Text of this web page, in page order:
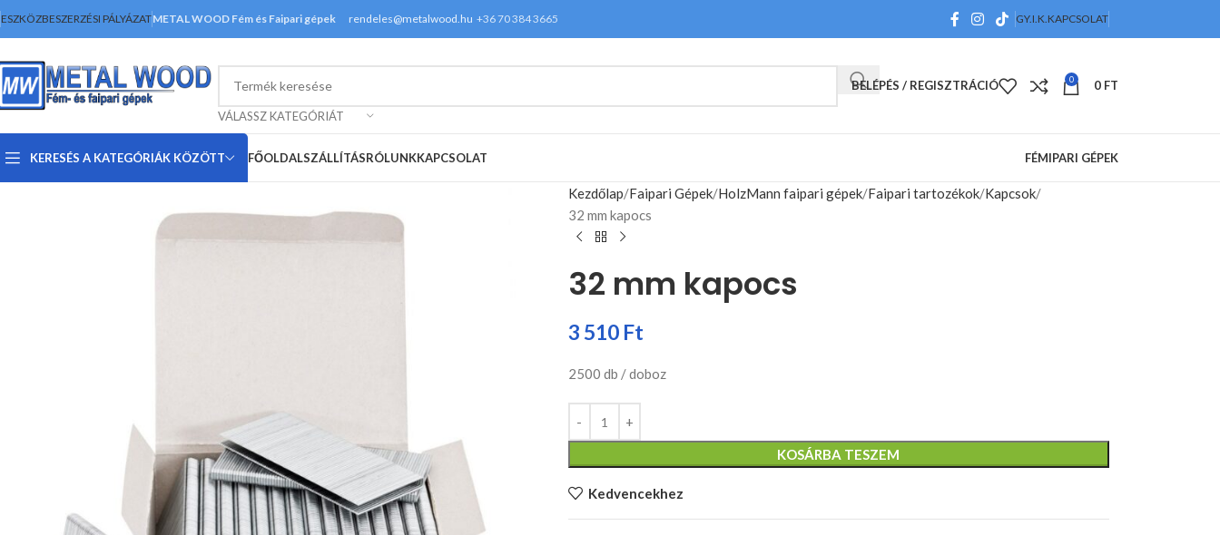
ESZKÖZBESZERZÉSI PÁLYÁZATMETAL WOOD Fém és Faipari gépek rendeles@metalwood.hu +36 70 384 3665 GY.I.K.KAPCSOLAT
VÁLASSZ KATEGÓRIÁT
BELÉPÉS / REGISZTRÁCIÓ 0 0 FT
KERESÉS A KATEGÓRIÁK KÖZÖTT FŐOLDALSZÁLLÍTÁSRÓLUNKKAPCSOLAT FÉMIPARI GÉPEK
Kezdőlap Faipari Gépek HolzMann faipari gépek Faipari tartozékok Kapcsok
32 mm kapocs
32 mm kapocs
3 510 Ft
2500 db / doboz
KOSÁRBA TESZEM
Kedvencekhez